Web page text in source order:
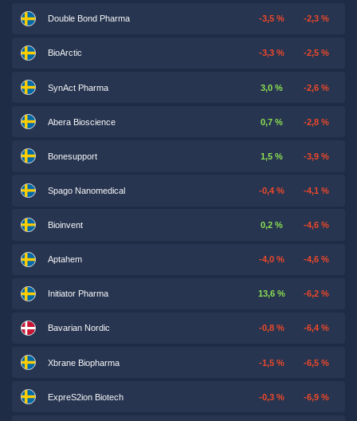
Double Bond Pharma -3,5 % -2,3 %
BioArctic -3,3 % -2,5 %
SynAct Pharma 3,0 % -2,6 %
Abera Bioscience 0,7 % -2,8 %
Bonesupport 1,5 % -3,9 %
Spago Nanomedical -0,4 % -4,1 %
Bioinvent 0,2 % -4,6 %
Aptahem -4,0 % -4,6 %
Initiator Pharma 13,6 % -6,2 %
Bavarian Nordic -0,8 % -6,4 %
Xbrane Biopharma -1,5 % -6,5 %
ExpreS2ion Biotech -0,3 % -6,9 %